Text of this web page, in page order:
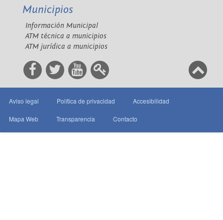
Municipios
Información Municipal
ATM técnica a municipios
ATM jurídica a municipios
Aviso legal Política de privacidad Accesibilidad
Mapa Web Transparencia Contacto